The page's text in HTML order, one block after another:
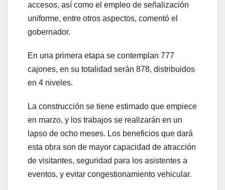
accesos, así como el empleo de señalización
uniforme, entre otros aspectos, comentó el
gobernador.
En una primera etapa se contemplan 777
cajones, en su totalidad serán 878, distribuidos
en 4 niveles.
La construcción se tiene estimado que empiece
en marzo, y los trabajos se realizarán en un
lapso de ocho meses. Los beneficios que dará
esta obra son de mayor capacidad de atracción
de visitantes, seguridad para los asistentes a
eventos, y evitar congestionamiento vehicular.